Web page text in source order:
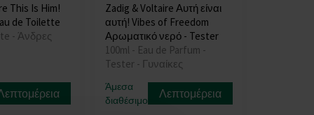
This Is Him!
de Toilette
- Άνδρες
Zadig & Voltaire Αυτή είναι
αυτή! Vibes of Freedom
Αρωματικό νερό - Tester
100ml - Eau de Parfum -
Tester - Γυναίκες
Άμεσα
διαθέσιμο
Λεπτομέρεια